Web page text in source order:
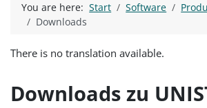
You are here:Start Software
Downloads
There is no translation available.
Downloads zu